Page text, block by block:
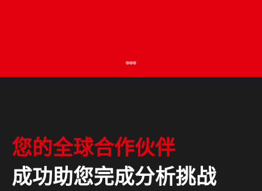
PULSEspencer
您的全球合作伙伴
成功助您完成分析挑战